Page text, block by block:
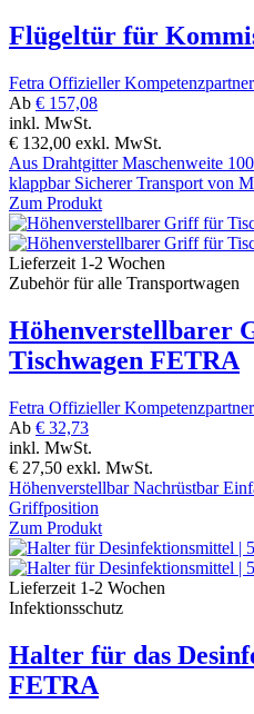
Flügeltür für
Fetra Offizieller Kompetenzpartner
Ab € 157,08
inkl. MwSt.
€ 132,00 exkl. MwSt.
Aus Drahtgitter Maschenweite
klappbar Sicherer Transport von
Zum Produkt
Lieferzeit 1-2 Wochen
Zubehör für alle Transportwagen
Höhenverstellbarer
Tischwagen FETRA
Fetra Offizieller Kompetenzpartner
Ab € 32,73
inkl. MwSt.
€ 27,50 exkl. MwSt.
Höhenverstellbar Nachrüstbar
Griffposition
Zum Produkt
Lieferzeit 1-2 Wochen
Infektionsschutz
Halter für das
FETRA